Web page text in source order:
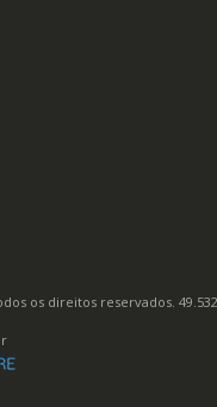
os direitos reservados.